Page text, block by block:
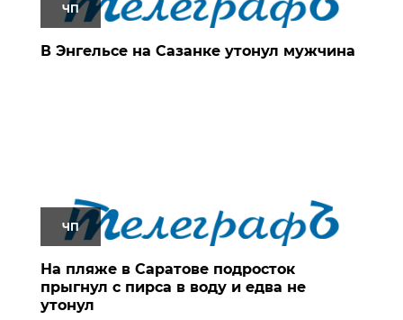
ЧП
В Энгельсе на Сазанке утонул мужчина
ЧП
На пляже в Саратове подросток
прыгнул с пирса в воду и едва не
утонул